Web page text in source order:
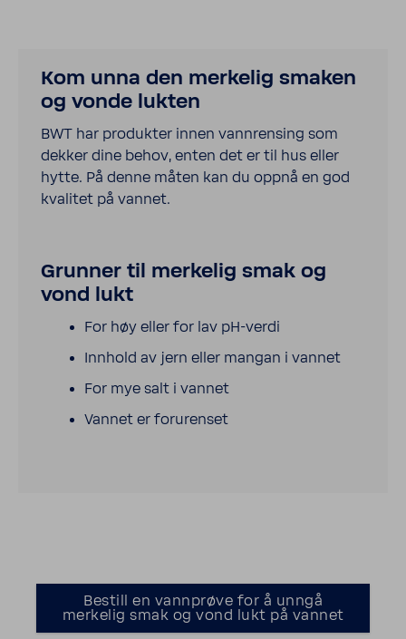
Kom unna den merkelig smaken
og vonde lukten
BWT har produkter innen vannrensing som
dekker dine behov, enten det er til hus eller
hytte. På denne måten kan du oppnå en god
kvalitet på vannet.
Grunner til merkelig smak og
vond lukt
For høy eller for lav pH-verdi
Innhold av jern eller mangan i vannet
For mye salt i vannet
Vannet er forurenset
Bestill en vannprøve for å unngå
merkelig smak og vond lukt på vannet